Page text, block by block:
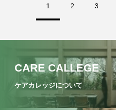
1 2 3
CARE CALLEGE
ケアカレッジについて